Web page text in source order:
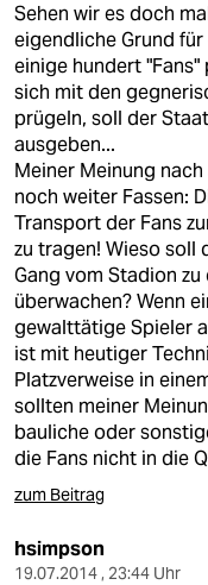
Sehen wir es doch
eigendliche Grund
einige hundert "Fans"
sich mit den
prügeln, soll der
ausgeben...
Meiner Meinung
noch weiter Fassen:
Transport der Fans
zu tragen! Wieso soll
Gang vom Stadion zu
überwachen? Wenn
gewalttätige Spieler
ist mit heutiger
Platzverweise in
sollten meiner
bauliche oder
die Fans nicht in die
zum Beitrag
hsimpson
19.07.2014 , 23:44 Uhr